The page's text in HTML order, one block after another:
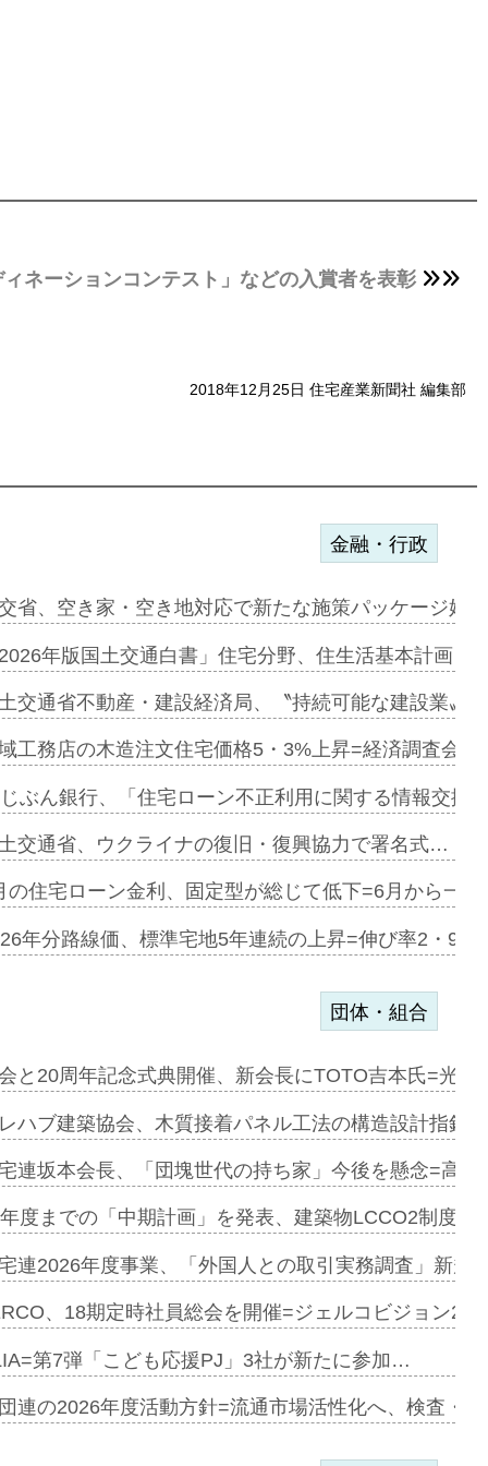
ネーションコンテスト」などの入賞者を表彰
2018年12月25日 住宅産業新聞社 編集部
サー契約…
起用…
ミーレキ…
も城南エ…
合型の賃…
ンカフェ…
協業=お互…
コリビング…
金融・行政
省、空き家・空き地対応で新たな施策パッケージ始
年版国土交通白書」住宅分野、住生活基本計画を
交通省不動産・建設経済局、〝持続可能な建設業〟
工務店の木造注文住宅価格5・3%上昇=経済調査会
ぶん銀行、「住宅ローン不正利用に関する情報交換
交通省、ウクライナの復旧・復興協力で署名式…
の住宅ローン金利、固定型が総じて低下=6月から一
年分路線価、標準宅地5年連続の上昇=伸び率2・
を提案=P…
ンビ…
加=リンナ…
見込む=…
開始=三協…
団体・組合
と20周年記念式典開催、新会長にTOTO吉本氏=光
ハブ建築協会、木質接着パネル工法の構造設計指針
連坂本会長、「団塊世代の持ち家」今後を懸念=高
度までの「中期計画」を発表、建築物LCCO2制度
連2026年度事業、「外国人との取引実務調査」新規
、18期定時社員総会を開催=ジェルコビジョン
第7弾「こども応援PJ」3社が新たに参加…
連の2026年度活動方針=流通市場活性化へ、検査・